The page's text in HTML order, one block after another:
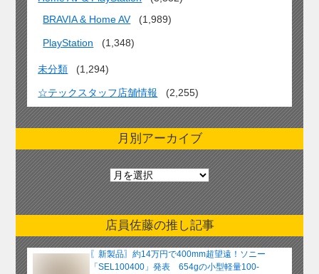
BRAVIA & Home AV
(1,989)
PlayStation (1,348)
未分類 (1,294)
☆テックスタッフ店舗情報 (2,255)
月別アーカイブ
月
別
ア
ー
カ
イ
ブ
店員佐藤の推し記事
〖新製品〗約14万円で400mm超望遠！ソニー
「SEL100400」発表 654gの小型軽量100-